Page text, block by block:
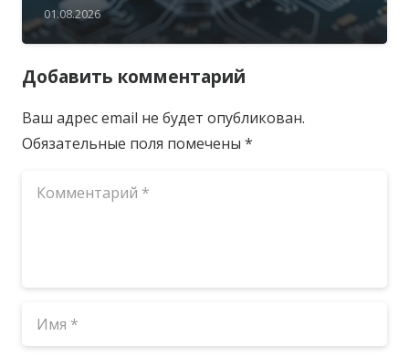
01.08.2026
Добавить комментарий
Ваш адрес email не будет опубликован.
Обязательные поля помечены *